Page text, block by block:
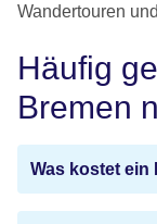
Wandertouren
Häufig
Bremen
Was kostet ein